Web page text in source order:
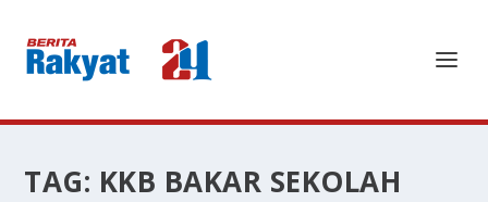
TAG: KKB BAKAR SEKOLAH